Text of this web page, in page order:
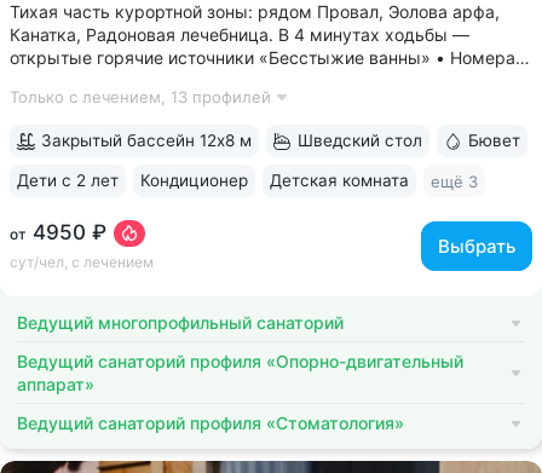
Тихая часть курортной зоны: рядом Провал, Эолова арфа,
Канатка, Радоновая лечебница. В 4 минутах ходьбы —
открытые горячие источники «Бесстыжие ванны» • Номера
виден Эльбрус и Кавказский хребет. Есть номера с балконом
Только с лечением, 13 профилей
от 4950 ₽
сут/чел, с лечением
Выбрать
Закрытый бассейн 12х8 м Шведский стол Бювет
Дети с 2 лет Кондиционер Детская комната ещё 3
Ведущий многопрофильный санаторий
Ведущий санаторий профиля «Опорно-двигательный
аппарат»
Ведущий санаторий профиля «Стоматология»